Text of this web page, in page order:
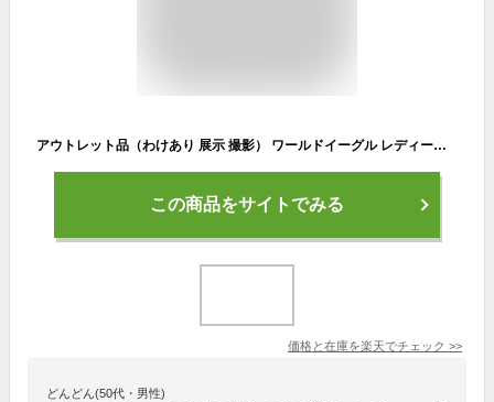
アウトレット品（わけあり 展示 撮影） ワールドイーグル レディース WE-G510 キャディバッグ ピンク エレガントな刺繍が特徴 軽量な8型 PU＆エナメル生地で高耐久 ゴルフバック キャディバッグ カートバッグ 軽量【add-option】
この商品をサイトでみる
価格と在庫を楽天でチェック >>
どんどん(50代・男性)